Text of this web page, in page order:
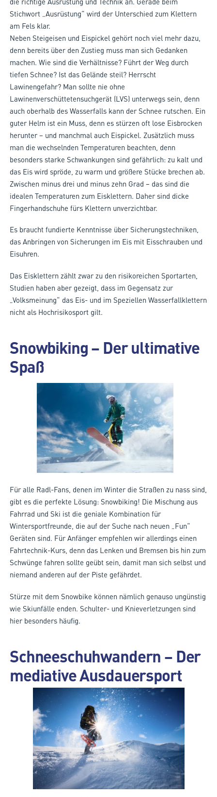
Stichwort „Ausrüstung“ wird der Unterschied zum Klettern
am Fels klar.
Neben Steigeisen und Eispickel gehört noch viel mehr dazu,
denn bereits über den Zustieg muss man sich Gedanken
machen. Wie sind die Verhältnisse? Führt der Weg durch
tiefen Schnee? Ist das Gelände steil? Herrscht
Lawinengefahr? Man sollte nie ohne
Lawinenverschüttetensuchgerät (LVS) unterwegs sein, denn
auch oberhalb des Wasserfalls kann der Schnee rutschen. Ein
guter Helm ist ein Muss, denn es stürzen oft lose Eisbrocken
herunter – und manchmal auch Eispickel. Zusätzlich muss
man die wechselnden Temperaturen beachten, denn
besonders starke Schwankungen sind gefährlich: zu kalt und
das Eis wird spröde, zu warm und größere Stücke brechen ab.
Zwischen minus drei und minus zehn Grad – das sind die
idealen Temperaturen zum Eisklettern. Daher sind dicke
Fingerhandschuhe fürs Klettern unverzichtbar.
Es braucht fundierte Kenntnisse über Sicherungstechniken,
das Anbringen von Sicherungen im Eis mit Eisschrauben und
Eisuhren.
Das Eisklettern zählt zwar zu den risikoreichen Sportarten,
Studien haben aber gezeigt, dass im Gegensatz zur
„Volksmeinung“ das Eis- und im Speziellen Wasserfallklettern
nicht als Hochrisikosport gilt.
Snowbiking – Der ultimative
Spaß
Für alle Radl-Fans, denen im Winter die Straßen zu nass sind,
gibt es die perfekte Lösung: Snowbiking! Die Mischung aus
Fahrrad und Ski ist die geniale Kombination für
Wintersportfreunde, die auf der Suche nach neuen „Fun“
Geräten sind. Für Anfänger empfehlen wir allerdings einen
Fahrtechnik-Kurs, denn das Lenken und Bremsen bis hin zum
Schwünge fahren sollte geübt sein, damit man sich selbst und
niemand anderen auf der Piste gefährdet.
Stürze mit dem Snowbike können nämlich genauso ungünstig
wie Skiunfälle enden. Schulter- und Knieverletzungen sind
hier besonders häufig.
Schneeschuhwandern – Der
mediative Ausdauersport